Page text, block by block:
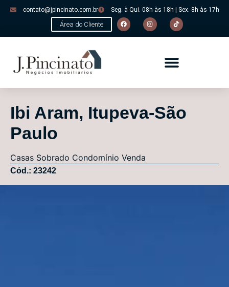
contato@jpincinato.com.br Seg. à Qui. 08h às 18h | Sex. 8h às 17h
Área do Cliente
Ibi Aram, Itupeva-São
Paulo
Casas Sobrado Condomínio Venda
Cód.: 23242